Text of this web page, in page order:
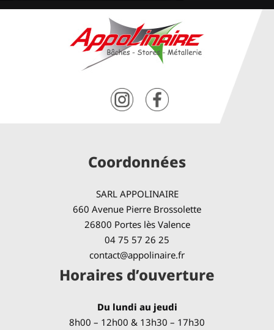
Coordonnées
SARL APPOLINAIRE
660 Avenue Pierre Brossolette
26800 Portes lès Valence
04 75 57 26 25
contact@appolinaire.fr
Horaires d’ouverture
Du lundi au jeudi
8h00 – 12h00 & 13h30 – 17h30